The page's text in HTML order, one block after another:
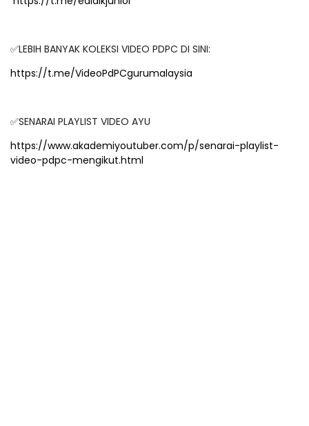
✅LEBIH BANYAK KOLEKSI VIDEO PDPC DI SINI:
https://t.me/VideoPdPCgurumalaysia
✅SENARAI PLAYLIST VIDEO AYU
https://www.akademiyoutuber.com/p/senarai-playlist-
video-pdpc-mengikut.html